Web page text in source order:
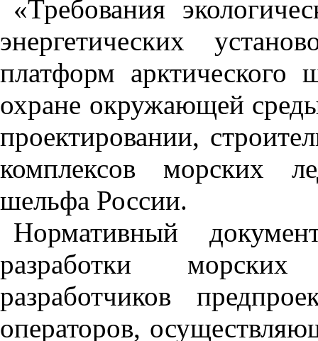
«Требования
энергетических
платформ арктического
охране окружающей
проектировании,
комплексов морских
шельфа России.
Нормативный
разработки морских
разработчиков
операторов,